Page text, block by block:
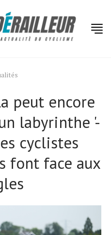
peut encore
labyrinthe '-
cyclistes
font face aux